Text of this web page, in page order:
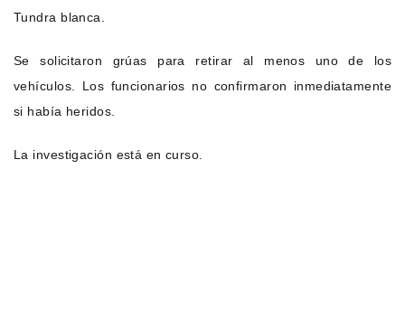
Tundra blanca.
Se solicitaron grúas para retirar al menos uno de los
vehículos. Los funcionarios no confirmaron inmediatamente
si había heridos.
La investigación está en curso.